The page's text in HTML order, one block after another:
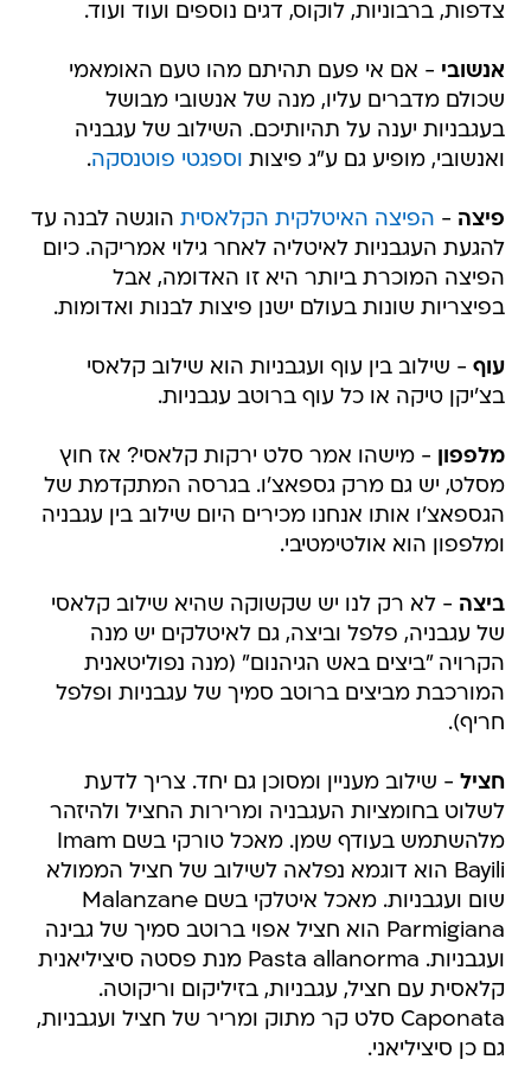
צדפות, ברבוניות, לוקוס, דגים נוספים ועוד ועוד.
אנשובי - אם אי פעם תהיתם מהו טעם האומאמי
שכולם מדברים עליו, מנה של אנשובי מבושל
בעגבניות יענה על תהיותיכם. השילוב של עגבניה
ואנשובי, מופיע גם ע"ג פיצות וספגטי פוטנסקה.
פיצה - הפיצה האיטלקית הקלאסית הוגשה לבנה עד
להגעת העגבניות לאיטליה לאחר גילוי אמריקה. כיום
הפיצה המוכרת ביותר היא זו האדומה, אבל
בפיצריות שונות בעולם ישנן פיצות לבנות ואדומות.
עוף - שילוב בין עוף ועגבניות הוא שילוב קלאסי
בצ'יקן טיקה או כל עוף ברוטב עגבניות.
מלפפון - מישהו אמר סלט ירקות קלאסי? אז חוץ
מסלט, יש גם מרק גספאצ'ו. בגרסה המתקדמת של
הגספאצ'ו אותו אנחנו מכירים היום שילוב בין עגבניה
ומלפפון הוא אולטימטיבי.
ביצה - לא רק לנו יש שקשוקה שהיא שילוב קלאסי
של עגבניה, פלפל וביצה, גם לאיטלקים יש מנה
הקרויה "ביצים באש הגיהנום" (מנה נפוליטאנית
המורכבת מביצים ברוטב סמיך של עגבניות ופלפל
חריף).
חציל - שילוב מעניין ומסוכן גם יחד. צריך לדעת
לשלוט בחומציות העגבניה ומרירות החציל ולהיזהר
מלהשתמש בעודף שמן. מאכל טורקי בשם Imam
Bayili הוא דוגמא נפלאה לשילוב של חציל הממולא
שום ועגבניות. מאכל איטלקי בשם Malanzane
Parmigiana הוא חציל אפוי ברוטב סמיך של גבינה
ועגבניות. Pasta allanorma מנת פסטה סיציליאנית
קלאסית עם חציל, עגבניות, בזיליקום וריקוטה.
Caponata סלט קר מתוק ומריר של חציל ועגבניות,
גם כן סיציליאני.